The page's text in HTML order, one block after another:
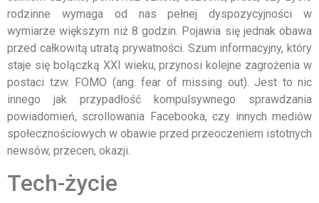
rodzinne wymaga od nas pełnej dyspozycyjności w
wymiarze większym niż 8 godzin. Pojawia się jednak obawa
przed całkowitą utratą prywatności. Szum informacyjny, który
staje się bolączką XXI wieku, przynosi kolejne zagrożenia w
postaci tzw. FOMO (ang. fear of missing out). Jest to nic
innego jak przypadłość kompulsywnego sprawdzania
powiadomień, scrollowania Facebooka, czy innych mediów
społecznościowych w obawie przed przeoczeniem istotnych
newsów, przecen, okazji.
Tech-życie